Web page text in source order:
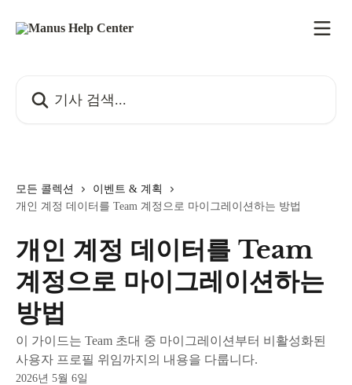
모든 콜렉션
이벤트 & 계획
개인 계정 데이터를 Team 계정으로 마이그레이션하는 방법
개인 계정 데이터를 Team
계정으로 마이그레이션하는
방법
이 가이드는 Team 초대 중 마이그레이션부터 비활성화된
사용자 프로필 위임까지의 내용을 다룹니다.
2026년 5월 6일